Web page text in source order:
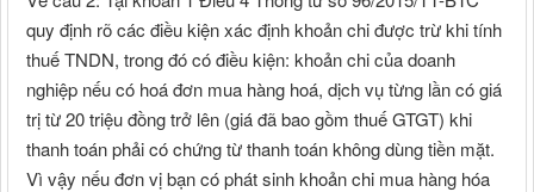
quy định rõ các điều kiện xác định khoản chi được trừ khi tính
thuế TNDN, trong đó có điều kiện: khoản chi của doanh
nghiệp nếu có hoá đơn mua hàng hoá, dịch vụ từng lần có giá
trị từ 20 triệu đồng trở lên (giá đã bao gồm thuế GTGT) khi
thanh toán phải có chứng từ thanh toán không dùng tiền mặt.
Vì vậy nếu đơn vị bạn có phát sinh khoản chi mua hàng hóa